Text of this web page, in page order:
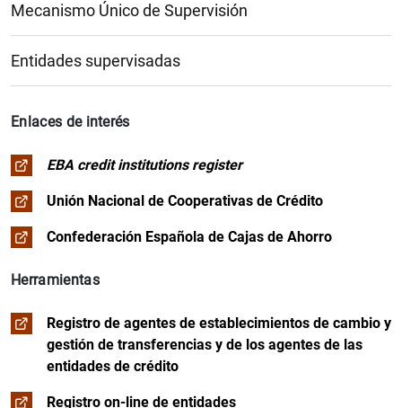
Supervisión in situ
Pruebas de resistencia (stress tests)
Base legal de la supervisión en España
EBA
BCBS
Acuerdos de colaboración en materia de supervisión
Mecanismo Único de Supervisión
Entidades supervisadas
Enlaces de interés
EBA credit institutions register
Unión Nacional de Cooperativas de Crédito
Confederación Española de Cajas de Ahorro
Herramientas
Registro de agentes de establecimientos de cambio y
gestión de transferencias y de los agentes de las
entidades de crédito
Registro on-line de entidades